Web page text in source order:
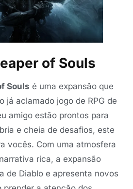
of Souls
Souls é uma expansão que
já aclamado jogo de RPG de
amigo estão prontos para
e cheia de desafios, este
vocês. Com uma atmosfera
rica, a expansão
de Diablo e apresenta novos